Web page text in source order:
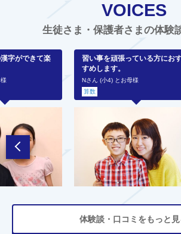
VOICES
生徒さま・保護者さまの体験
字ができて楽
習い事を頑張っている方にお
すめします。
Nさん (小4) とお母様
算数
体験談・口コミをもっと見